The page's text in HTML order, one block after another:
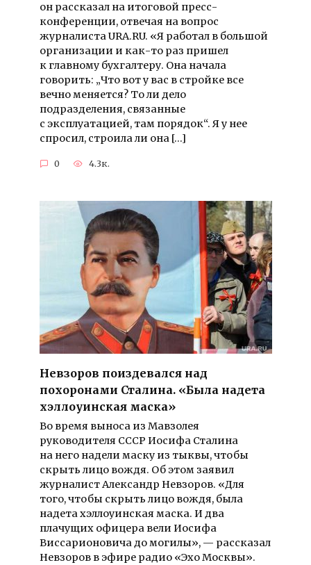
он рассказал на итоговой пресс-
конференции, отвечая на вопрос
журналиста URA.RU. «Я работал в большой
организации и как-то раз пришел
к главному бухгалтеру. Она начала
говорить: „Что вот у вас в стройке все
вечно меняется? То ли дело
подразделения, связанные
с эксплуатацией, там порядок“. Я у нее
спросил, строила ли она […]
0 4.3к.
Невзоров поиздевался над
похоронами Сталина. «Была надета
хэллоуинская маска»
Во время выноса из Мавзолея
руководителя СССР Иосифа Сталина
на него надели маску из тыквы, чтобы
скрыть лицо вождя. Об этом заявил
журналист Александр Невзоров. «Для
того, чтобы скрыть лицо вождя, была
надета хэллоуинская маска. И два
плачущих офицера вели Иосифа
Виссарионовича до могилы», — рассказал
Невзоров в эфире радио «Эхо Москвы».